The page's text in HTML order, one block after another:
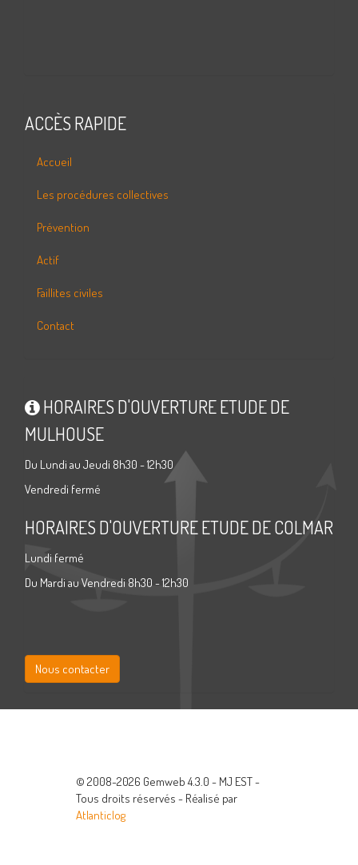
ACCÈS RAPIDE
Accueil
Les procédures collectives
Prévention
Actif
Faillites civiles
Contact
HORAIRES D'OUVERTURE ETUDE DE
MULHOUSE
Du Lundi au Jeudi 8h30 - 12h30
Vendredi fermé
HORAIRES D'OUVERTURE ETUDE DE COLMAR
Lundi fermé
Du Mardi au Vendredi 8h30 - 12h30
Nous contacter
© 2008-2026 Gemweb 4.3.0 - MJ EST -
Tous droits réservés - Réalisé par
Atlanticlog